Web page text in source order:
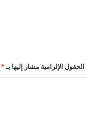
الحقول الإلزامية مشار إليها بـ *